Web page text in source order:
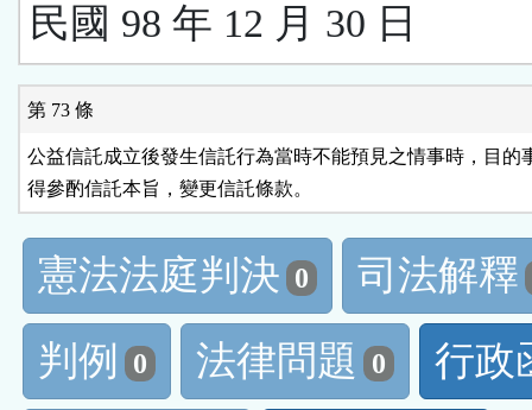
民國 98 年 12 月 30 日
第 73 條
公益信託成立後發生信託行為當時不能預見之情事時，目的
得參酌信託本旨，變更信託條款。
憲法法庭判決 0
司法解釋
判例
0 法律問題 0
行政